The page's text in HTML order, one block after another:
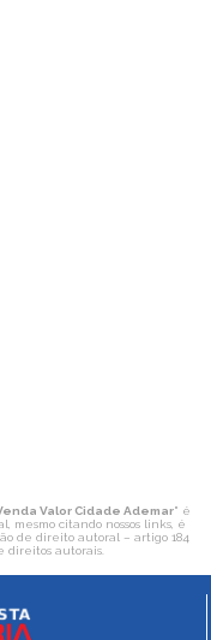
Valor Cidade Ademar" é
mesmo citando nossos links, é
de direito autoral – artigo 184
direitos autorais.